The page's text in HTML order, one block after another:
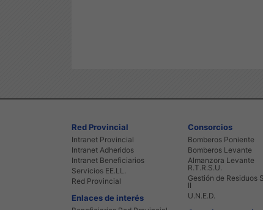
Red Provincial
Intranet Provincial
Intranet Adheridos
Intranet Beneficiarios
Servicios EE.LL.
Red Provincial
Enlaces de interés
Consorcios
Bomberos Poniente
Bomberos Levante
Almanzora Levante
R.T.R.S.U.
Gestión de Residuos
II
U.N.E.D.